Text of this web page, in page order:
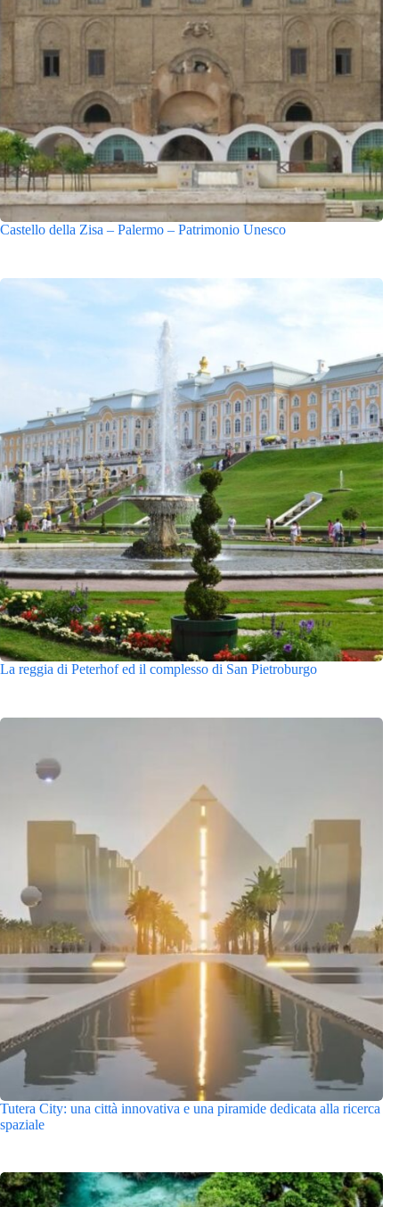
Castello della Zisa – Palermo – Patrimonio Unesco
La reggia di Peterhof ed il complesso di San Pietroburgo
Tutera City: una città innovativa e una piramide dedicata alla ricerca
spaziale